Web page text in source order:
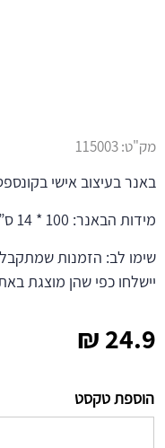
24.9
₪
הוספת טקסט
מק"ט:115003
באנר בעיצוב אישי
מידות הבאנר: 100 * 14 ס”מ.
שימו לב: הזמנות
יישלחו כפי שהן מוצגת